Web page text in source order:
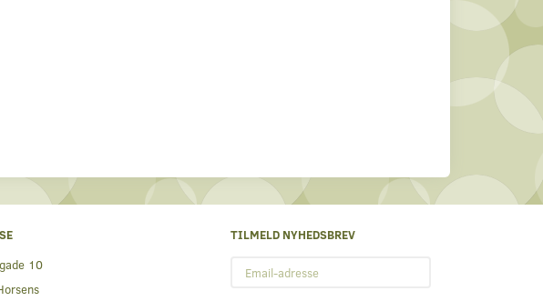
10
TILMELD NYHEDSBREV
adresse